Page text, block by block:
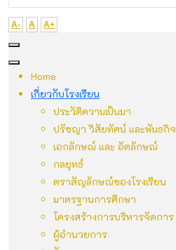
A- A A+
Home
เกี่ยวกับโรงเรียน
ประวัติความเป็นมา
ปรัชญา วิสัยทัศน์ และพันธกิจ
เอกลักษณ์ และ อัตลักษณ์
กลยุทธ์
ตราสัญลักษณ์ของโรงเรียน
มาตรฐานการศึกษา
โครงสร้างการบริหารจัดการ
ผู้อำนวยการ